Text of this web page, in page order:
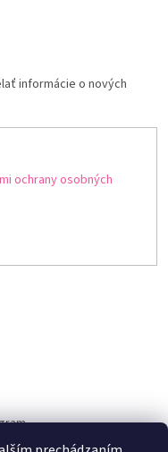
informácie o nových
ochrany osobných